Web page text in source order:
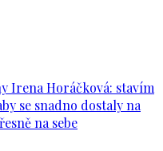
Irena Horáčková: stavím
se snadno dostaly na
na sebe